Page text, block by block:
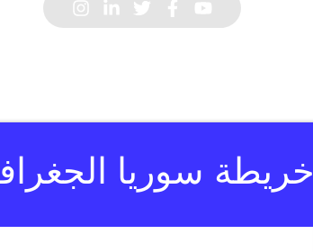
خريطة سوريا